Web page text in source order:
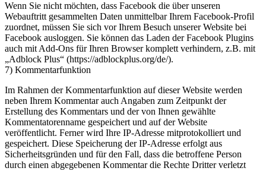
Wenn Sie nicht möchten, dass Facebook die über unseren
Webauftritt gesammelten Daten unmittelbar Ihrem Facebook-Profil
zuordnet, müssen Sie sich vor Ihrem Besuch unserer Website bei
Facebook ausloggen. Sie können das Laden der Facebook Plugins
auch mit Add-Ons für Ihren Browser komplett verhindern, z.B. mit
„Adblock Plus“ (https://adblockplus.org/de/).
7) Kommentarfunktion
Im Rahmen der Kommentarfunktion auf dieser Website werden
neben Ihrem Kommentar auch Angaben zum Zeitpunkt der
Erstellung des Kommentars und der von Ihnen gewählte
Kommentatorenname gespeichert und auf der Website
veröffentlicht. Ferner wird Ihre IP-Adresse mitprotokolliert und
gespeichert. Diese Speicherung der IP-Adresse erfolgt aus
Sicherheitsgründen und für den Fall, dass die betroffene Person
durch einen abgegebenen Kommentar die Rechte Dritter verletzt